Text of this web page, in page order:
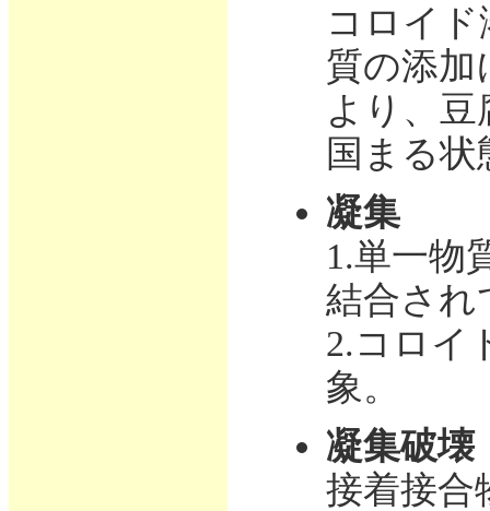
コロイ
質の添加
より、
国まる
凝集
1.単一物
結合され
2.コロイ
象。
凝集破壊
接着接合